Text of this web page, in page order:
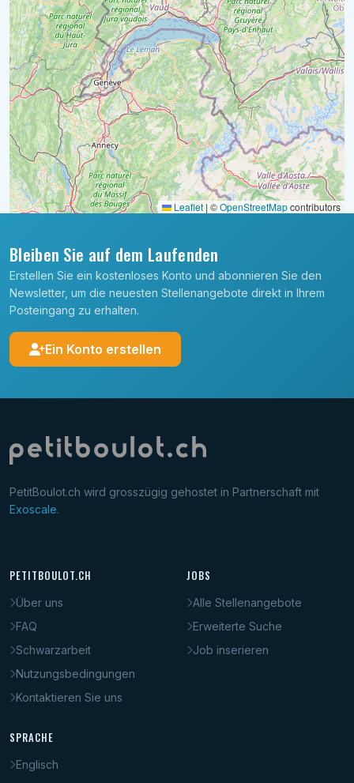
Leaflet | ©OpenStreetMapcontributors
Bleiben Sie auf dem Laufenden
Erstellen Sie ein kostenloses Konto und abonnieren Sie den
Newsletter, um die neuesten Stellenangebote direkt in Ihrem
Posteingang zu erhalten.
Ein Konto erstellen
PetitBoulot.ch wird grosszügig gehostet in Partnerschaft mit
Exoscale.
PETITBOULOT.CH
Über uns
FAQ
Schwarzarbeit
Nutzungsbedingungen
Kontaktieren Sie uns
JOBS
Alle Stellenangebote
Erweiterte Suche
Job inserieren
SPRACHE
Englisch